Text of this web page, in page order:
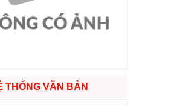
nhân dân các cấp nhiệm kỳ 2026 - 2031
THỐNG VĂN BẢN